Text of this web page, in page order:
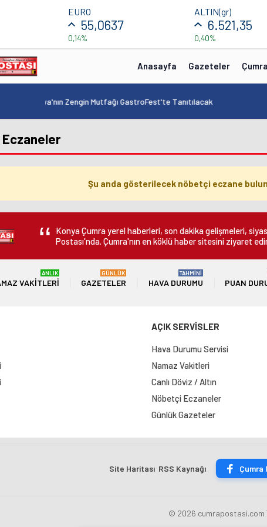
EURO
55,0637
0,14%
ALTIN(gr)
6.521,35
0,40%
Anasayfa Gazeteler
18:58 / Gençlerin Buluşma Noktası Talha Bayrakçı
Şu anda gösterilecek nöbetçi eczane
Konya Çumra yerel haberleri, son dakika gelişmeleri,
Postası'nda. Çumra'nın en köklü haber sitesini ziyaret
VAKITLERI
ANLIK
GAZETELER
GÜNLÜK
HAVA DURUMU
TAHMİNİ
PUAN
AÇIK SERVİSLER
Hava Durumu Servisi
Namaz Vakitleri
Canlı Döviz / Altın
Nöbetçi Eczaneler
Günlük Gazeteler
Site Haritası RSS Kaynağı Çumra
© 2026 cumrapostasi.com